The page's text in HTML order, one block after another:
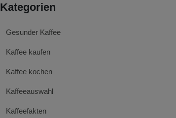
Kategorien
Gesunder Kaffee
Kaffee kaufen
Kaffee kochen
Kaffeeauswahl
Kaffeefakten